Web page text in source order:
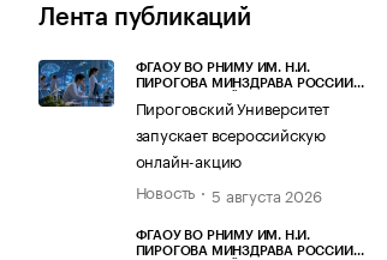
Технологии и медиа
Лента публикаций
ФГАОУ ВО РНИМУ ИМ. Н.И.
ПИРОГОВА МИНЗДРАВА РОССИИ
Пироговский Университет
запускает всероссийскую
онлайн-акцию
Новость
5 августа 2026
ФГАОУ ВО РНИМУ ИМ. Н.И.
ПИРОГОВА МИНЗДРАВА РОССИИ